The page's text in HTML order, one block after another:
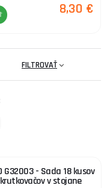
8,30 €
FILTROVAŤ
G32003 - Sada 18 kusov
v stojane